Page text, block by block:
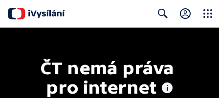
ČT nemá práva
pro internet